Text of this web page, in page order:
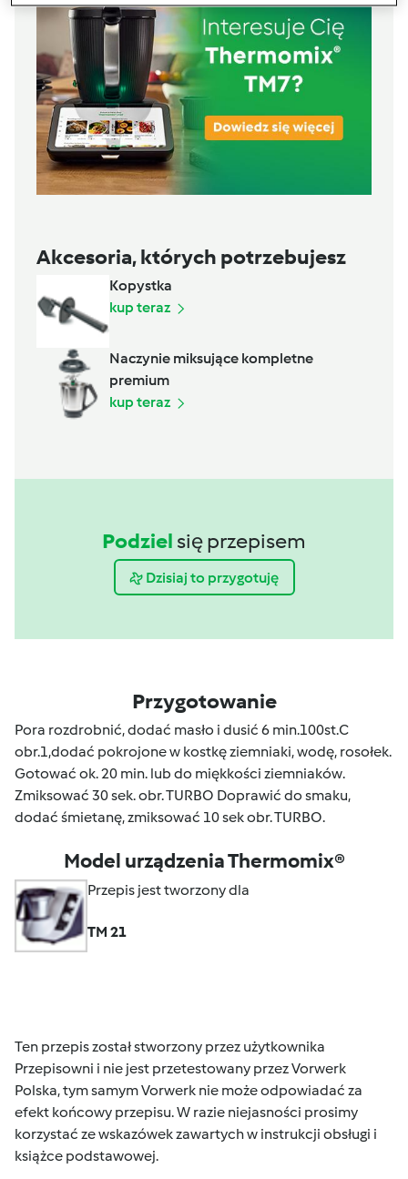
Akcesoria, których potrzebujesz
Kopystka
kup teraz
Naczynie miksujące kompletne
premium
kup teraz
Podziel się przepisem
Dzisiaj to przygotuję
Przygotowanie
Pora rozdrobnić, dodać masło i dusić 6 min.100st.C
obr.1,dodać pokrojone w kostkę ziemniaki, wodę, rosołek.
Gotować ok. 20 min. lub do miękkości ziemniaków.
Zmiksować 30 sek. obr. TURBO Doprawić do smaku,
dodać śmietanę, zmiksować 10 sek obr. TURBO.
Model urządzenia Thermomix®
Przepis jest tworzony dla
TM 21
Ten przepis został stworzony przez użytkownika
Przepisowni i nie jest przetestowany przez Vorwerk
Polska, tym samym Vorwerk nie może odpowiadać za
efekt końcowy przepisu. W razie niejasności prosimy
korzystać ze wskazówek zawartych w instrukcji obsługi i
książce podstawowej.